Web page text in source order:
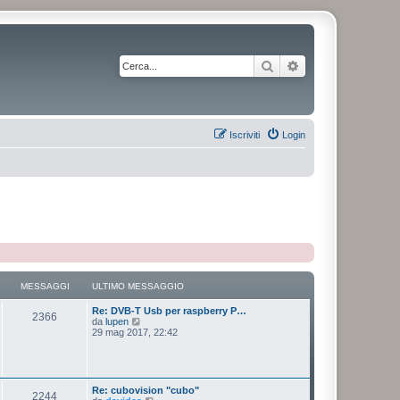
Cerca
Login
Iscriviti
MESSAGGI ULTIMO MESSAGGIO
2366
Re: DVB-T Usb per raspberry P…
da lupen
e
t
i
29 mag 2017, 22:42
2244
Re: cubovision "cubo"